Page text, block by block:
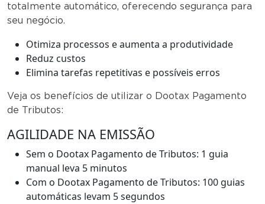
totalmente automático, oferecendo segurança para
seu negócio.
Otimiza processos e aumenta a produtividade
Reduz custos
Elimina tarefas repetitivas e possíveis erros
Veja os benefícios de utilizar o Dootax Pagamento
de Tributos:
AGILIDADE NA EMISSÃO
Sem o Dootax Pagamento de Tributos: 1 guia
manual leva 5 minutos
Com o Dootax Pagamento de Tributos: 100 guias
automáticas levam 5 segundos